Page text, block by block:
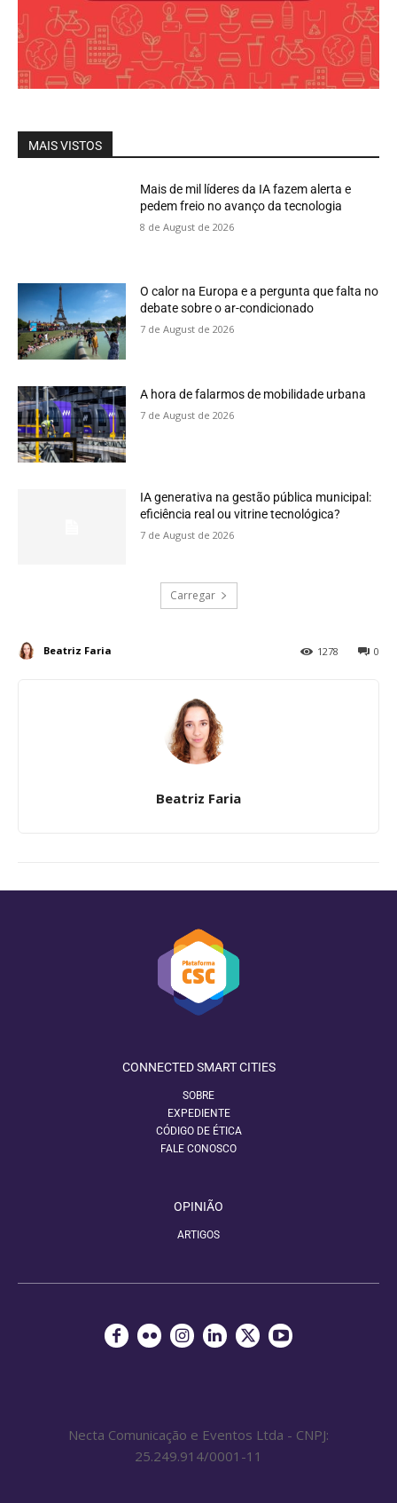
MAIS VISTOS
Mais de mil líderes da IA fazem alerta e
pedem freio no avanço da tecnologia
8 de August de 2026
O calor na Europa e a pergunta que falta no
debate sobre o ar-condicionado
7 de August de 2026
A hora de falarmos de mobilidade urbana
7 de August de 2026
IA generativa na gestão pública municipal:
eficiência real ou vitrine tecnológica?
7 de August de 2026
Carregar
Beatriz Faria 0
1278
Beatriz Faria
CONNECTED SMART CITIES
SOBRE
EXPEDIENTE
CÓDIGO DE ÉTICA
FALE CONOSCO
OPINIÃO
ARTIGOS
Necta Comunicação e Eventos Ltda - CNPJ:
25.249.914/0001-11